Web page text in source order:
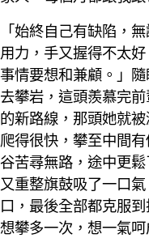
「始終自己有缺陷，
用力，手又握得不太
事情要想和兼顧。」
去攀岩，這頭羨慕完
的新路線，那頭她就
爬得很快，攀至中間
谷苦尋無路，途中更
又重整旗鼓吸了一口
口，最後全部都克服
想攀多一次，想一氣呵